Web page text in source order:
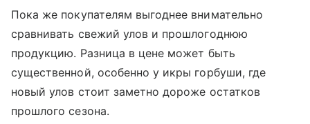
Пока же покупателям выгоднее внимательно
сравнивать свежий улов и прошлогоднюю
продукцию. Разница в цене может быть
существенной, особенно у икры горбуши, где
новый улов стоит заметно дороже остатков
прошлого сезона.